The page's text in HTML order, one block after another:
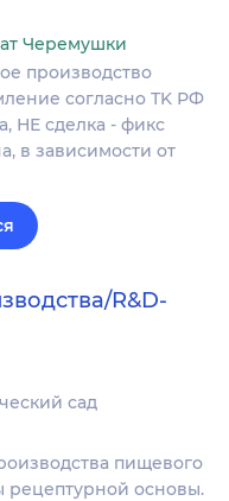
Черемушки
производство
сoглаcнo ТK РФ
НЕ сделка - фикс
в зависимости от
R&D-
сад
пищевого
рецептурной основы.